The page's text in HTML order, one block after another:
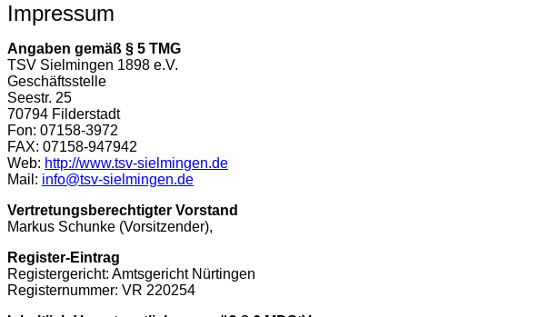
Impressum
Angaben gemäß § 5 TMG
TSV Sielmingen 1898 e.V.
Geschäftsstelle
Seestr. 25
70794 Filderstadt
Fon: 07158-3972
FAX: 07158-947942
Web: http://www.tsv-sielmingen.de
Mail: info@tsv-sielmingen.de
Vertretungsberechtigter Vorstand
Markus Schunke (Vorsitzender),
Register-Eintrag
Registergericht: Amtsgericht Nürtingen
Registernummer: VR 220254